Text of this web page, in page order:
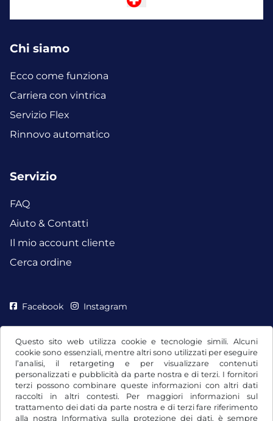
Questo sito web utilizza cookie e tecnologie simili. Alcuni
cookie sono essenziali, mentre altri sono utilizzati per eseguire
l’analisi, il retargeting e per visualizzare contenuti
personalizzati e pubblicità da parte nostra e di terzi. I fornitori
terzi possono combinare queste informazioni con altri dati
raccolti in altri contesti. Per maggiori informazioni sul
trattamento dei dati da parte nostra e di terzi fare riferimento
alla nostra Informativa sulla protezione dei dati. è sempre
Chi siamo
Ecco come funziona
Carriera con vintrica
Servizio Flex
Rinnovo automatico
Servizio
FAQ
Aiuto & Contatti
Il mio account cliente
Cerca ordine
Facebook Instagram